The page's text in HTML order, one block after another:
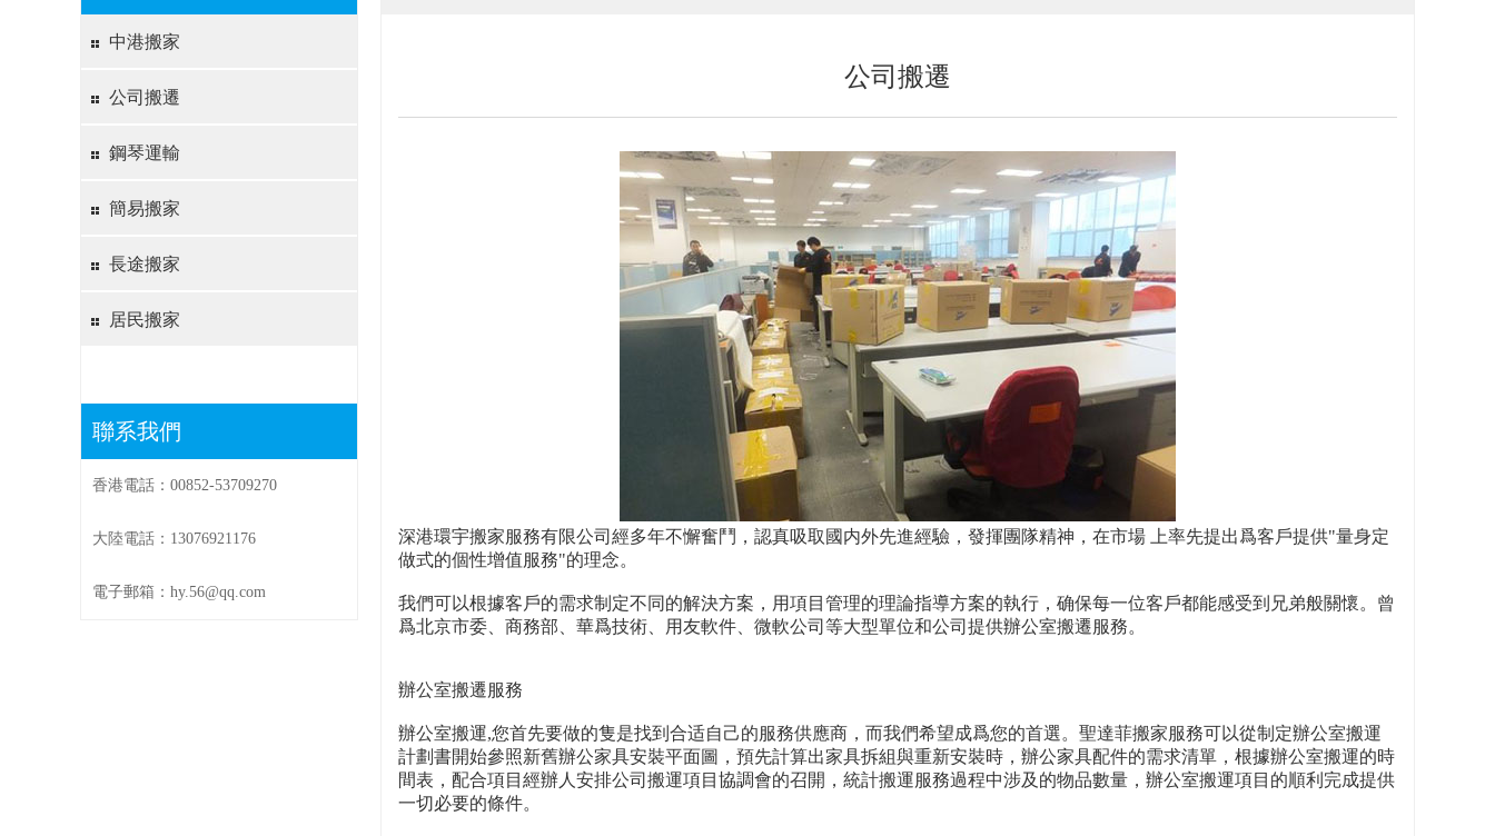
中港搬家
公司搬遷
鋼琴運輸
簡易搬家
長途搬家
居民搬家
聯系我們
香港電話：00852-53709270
大陸電話：13076921176
電子郵箱：hy.56@qq.com
公司搬遷
深港環宇搬家服務有限公司經多年不懈奮鬥，認真吸取國内外先進經驗，發揮團隊精神，在市場 上率先提出爲客戶提供"量身定
做式的個性增值服務"的理念。
我們可以根據客戶的需求制定不同的解決方案，用項目管理的理論指導方案的執行，确保每一位客戶都能感受到兄弟般關懷。曾
爲北京市委、商務部、華爲技術、用友軟件、微軟公司等大型單位和公司提供辦公室搬遷服務。
辦公室搬遷服務
辦公室搬運,您首先要做的隻是找到合适自己的服務供應商，而我們希望成爲您的首選。聖達菲搬家服務可以從制定辦公室搬運
計劃書開始參照新舊辦公家具安裝平面圖，預先計算出家具拆組與重新安裝時，辦公家具配件的需求清單，根據辦公室搬運的時
間表，配合項目經辦人安排公司搬運項目協調會的召開，統計搬運服務過程中涉及的物品數量，辦公室搬運項目的順利完成提供
一切必要的條件。